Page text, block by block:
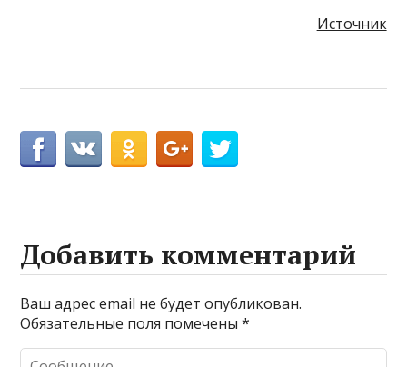
Источник
Добавить комментарий
Ваш адрес email не будет опубликован.
Обязательные поля помечены*